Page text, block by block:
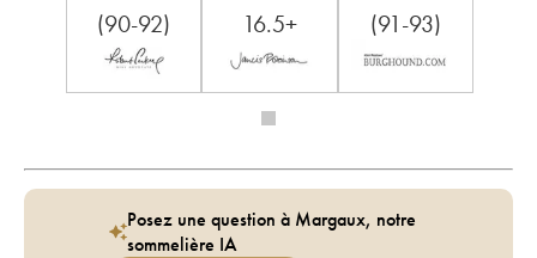
(90-92) 16.5+ (91-93)
Posez une question à Margaux, notre
sommelière IA